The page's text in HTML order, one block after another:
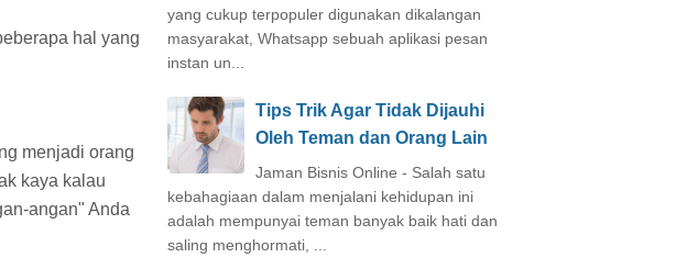
hal yang
menjadi orang
kaya kalau
angan" Anda
yang cukup terpopuler digunakan dikalangan
masyarakat, Whatsapp sebuah aplikasi pesan
instan un...
Tips Trik Agar Tidak Dijauhi
Oleh Teman dan Orang Lain
Jaman Bisnis Online - Salah satu
kebahagiaan dalam menjalani kehidupan ini
adalah mempunyai teman banyak baik hati dan
saling menghormati, ...